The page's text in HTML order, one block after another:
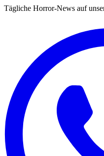
Tägliche Horror-News auf